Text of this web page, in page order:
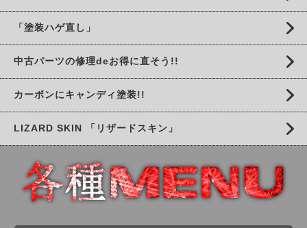
「塗装ハゲ直し」
中古パーツの修理deお得に直そう!!
カーボンにキャンディ塗装!!
LIZARD SKIN 「リザードスキン」